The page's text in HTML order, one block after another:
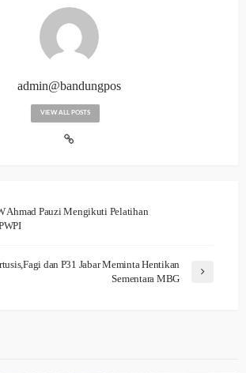
admin@bandungpos
VIEW ALL POSTS
Ahmad Pauzi Mengikuti Pelatihan
dan P31 Jabar Meminta Hentikan
Sementara MBG